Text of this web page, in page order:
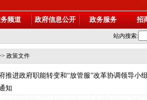
频道 政府信息公开 政务服务 招
站内搜索:
政策文件
推进政府职能转变和“放管服”改革协调领导小
知